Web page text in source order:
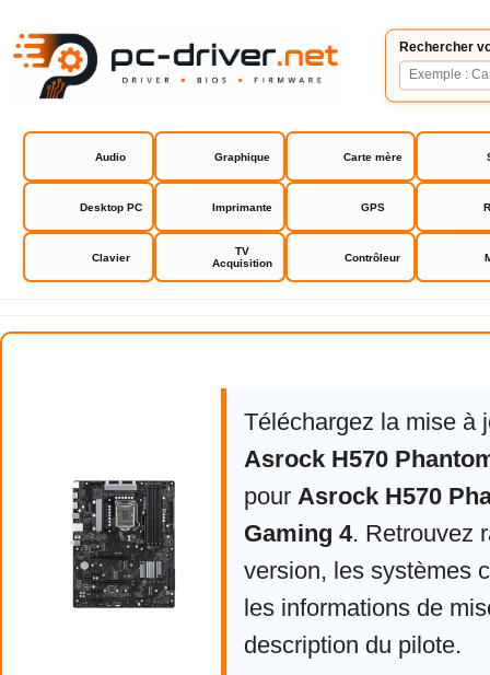
Rechercher
Audio Graphique Carte mère
Desktop PC Imprimante GPS
Clavier
TV
Acquisition
Contrôleur
Asrock H570 Phantom Gaming 4
Téléchargez la mise à
Asrock H570
pour Asrock H570
Gaming 4. Retrouvez
version, les systèmes
les informations de
description du pilote.